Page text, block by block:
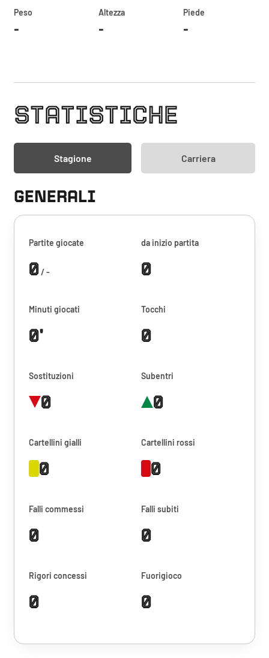
Peso
-
Altezza
-
Piede
-
STATISTICHE
Stagione Carriera
GENERALI
Partite giocate
0/ -
da inizio partita
0
Minuti giocati
0'
Tocchi
0
Sostituzioni
0
Subentri
0
Cartellini gialli
0
Cartellini rossi
0
Falli commessi
0
Falli subiti
0
Rigori concessi
0
Fuorigioco
0